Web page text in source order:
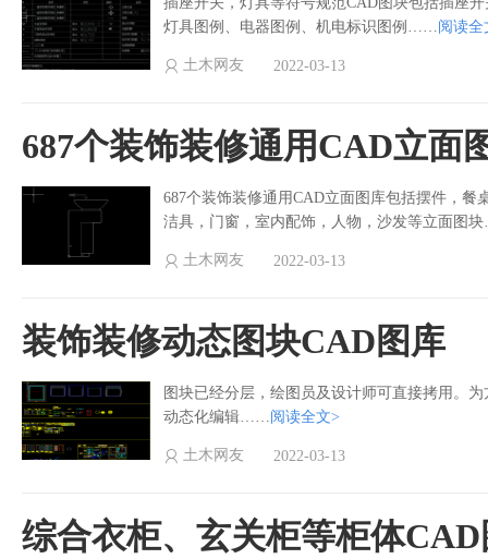
灯具图例、电器图例、机电标识图例……阅读全
土木网友 2022-03-13
687个装饰装修通用CAD立面
687个装饰装修通用CAD立面图库包括摆件，
洁具，门窗，室内配饰，人物，沙发等立面图
土木网友 2022-03-13
装饰装修动态图块CAD图库
图块已经分层，绘图员及设计师可直接拷用。
动态化编辑……阅读全文>
土木网友 2022-03-13
综合衣柜、玄关柜等柜体CAD